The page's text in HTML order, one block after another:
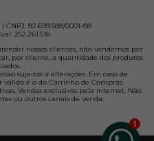
82.699.588/0001-88
252.261.518
nossos clientes, não vendemos por
por cliente, a quantidade dos produtos
sujeitos a alterações. Em caso de
válido é o do Carrinho de Compras.
Vendas exclusivas pela internet. Não
ou outros canais de venda.